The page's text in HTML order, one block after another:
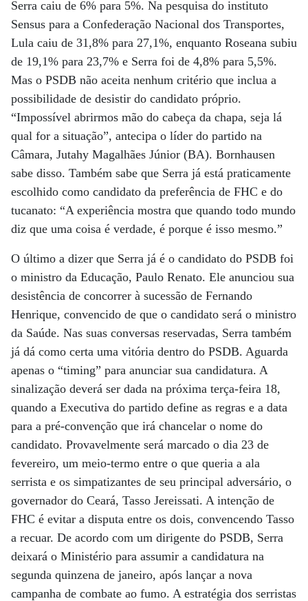
Serra caiu de 6% para 5%. Na pesquisa do instituto
Sensus para a Confederação Nacional dos Transportes,
Lula caiu de 31,8% para 27,1%, enquanto Roseana subiu
de 19,1% para 23,7% e Serra foi de 4,8% para 5,5%.
Mas o PSDB não aceita nenhum critério que inclua a
possibilidade de desistir do candidato próprio.
“Impossível abrirmos mão do cabeça da chapa, seja lá
qual for a situação”, antecipa o líder do partido na
Câmara, Jutahy Magalhães Júnior (BA). Bornhausen
sabe disso. Também sabe que Serra já está praticamente
escolhido como candidato da preferência de FHC e do
tucanato: “A experiência mostra que quando todo mundo
diz que uma coisa é verdade, é porque é isso mesmo.”
O último a dizer que Serra já é o candidato do PSDB foi
o ministro da Educação, Paulo Renato. Ele anunciou sua
desistência de concorrer à sucessão de Fernando
Henrique, convencido de que o candidato será o ministro
da Saúde. Nas suas conversas reservadas, Serra também
já dá como certa uma vitória dentro do PSDB. Aguarda
apenas o “timing” para anunciar sua candidatura. A
sinalização deverá ser dada na próxima terça-feira 18,
quando a Executiva do partido define as regras e a data
para a pré-convenção que irá chancelar o nome do
candidato. Provavelmente será marcado o dia 23 de
fevereiro, um meio-termo entre o que queria a ala
serrista e os simpatizantes de seu principal adversário, o
governador do Ceará, Tasso Jereissati. A intenção de
FHC é evitar a disputa entre os dois, convencendo Tasso
a recuar. De acordo com um dirigente do PSDB, Serra
deixará o Ministério para assumir a candidatura na
segunda quinzena de janeiro, após lançar a nova
campanha de combate ao fumo. A estratégia dos serristas